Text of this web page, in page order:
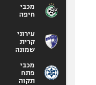
מכבי
חיפה
עירוני
קרית
שמונה
מכבי
פתח
תקוה